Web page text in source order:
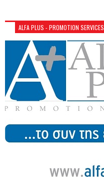
ALFA PLUS - PROMOTION SERVICES